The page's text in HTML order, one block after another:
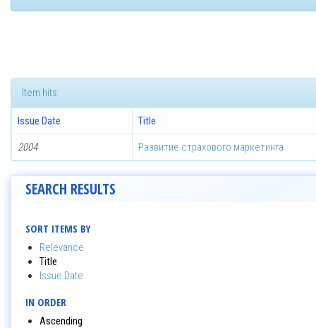
Item hits:
Issue Date Title
2004 Развитие страхового маркетинга
SEARCH RESULTS
SORT ITEMS BY
Relevance
Title
Issue Date
IN ORDER
Ascending